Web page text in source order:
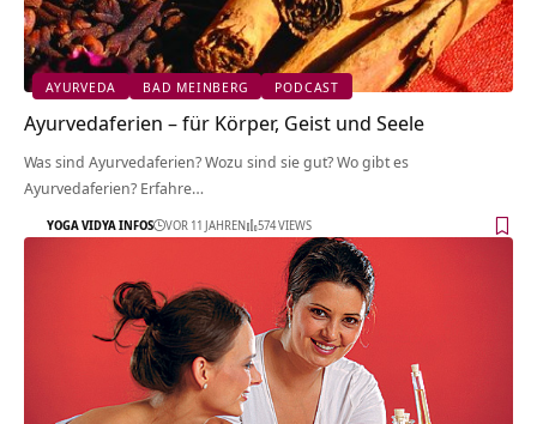
AYURVEDA BAD MEINBERG PODCAST
Ayurvedaferien – für Körper, Geist und Seele
Was sind Ayurvedaferien? Wozu sind sie gut? Wo gibt es
Ayurvedaferien? Erfahre…
YOGA VIDYA INFOS VOR 11 JAHREN 574 VIEWS